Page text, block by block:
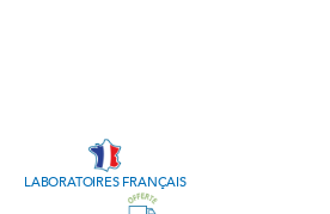
LABORATOIRES FRANÇAIS